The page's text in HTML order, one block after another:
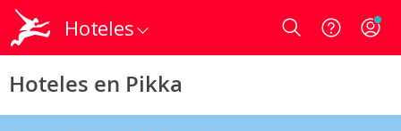
Hoteles Login
Hoteles en Pikka